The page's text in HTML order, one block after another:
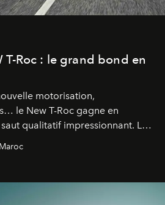
T-Roc : le grand bond en
motorisation,
le New T-Roc gagne en
qualitatif impressionnant. Le
revu en profondeur son SUV
premium. Et le pari semble